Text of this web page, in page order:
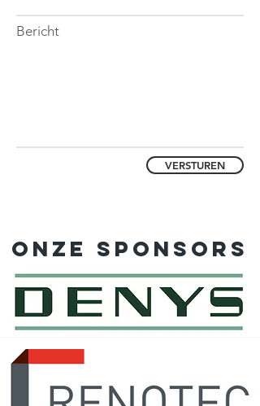
Bericht
VERSTUREN
Onze sponsors